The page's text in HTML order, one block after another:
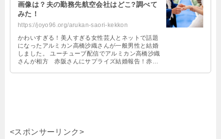
画像は？夫の勤務先航空会社はどこ?調べて
みた！
https://joyo96.org/arukan-saori-kekkon
かわいすぎる！美人すぎる女性芸人とネットで話題
になったアルミカン高橋沙織さんが一般男性と結婚
しました。 ユーチューブ配信でアルミカン高橋沙織
さんが相方 赤阪さんにサプライズ結婚報告！赤阪
<スポンサーリンク>